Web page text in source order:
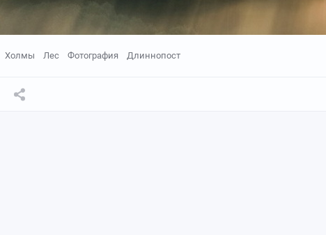
Холмы Лес Фотография Длиннопост